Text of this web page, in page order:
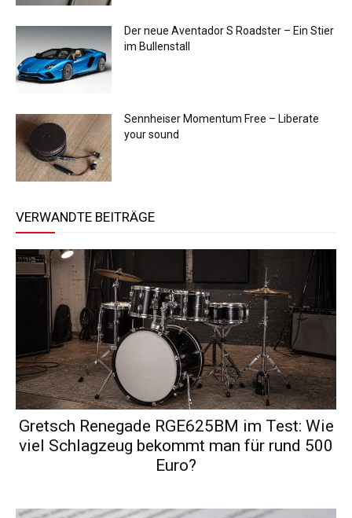
Der neue Aventador S Roadster – Ein Stier
im Bullenstall
Sennheiser Momentum Free – Liberate
your sound
VERWANDTE BEITRÄGE
Gretsch Renegade RGE625BM im Test: Wie
viel Schlagzeug bekommt man für rund 500
Euro?